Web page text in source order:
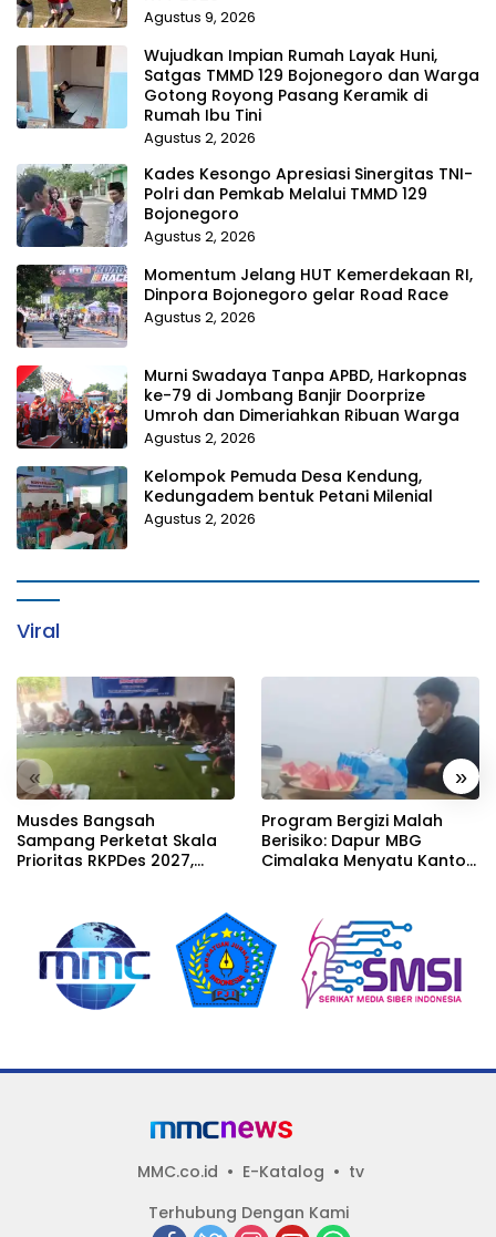
Agustus 9, 2026
Wujudkan Impian Rumah Layak Huni,
Satgas TMMD 129 Bojonegoro dan Warga
Gotong Royong Pasang Keramik di
Rumah Ibu Tini
Agustus 2, 2026
Kades Kesongo Apresiasi Sinergitas TNI-
Polri dan Pemkab Melalui TMMD 129
Bojonegoro
Agustus 2, 2026
Momentum Jelang HUT Kemerdekaan RI,
Dinpora Bojonegoro gelar Road Race
Agustus 2, 2026
Murni Swadaya Tanpa APBD, Harkopnas
ke-79 di Jombang Banjir Doorprize
Umroh dan Dimeriahkan Ribuan Warga
Agustus 2, 2026
Kelompok Pemuda Desa Kendung,
Kedungadem bentuk Petani Milenial
Agustus 2, 2026
Viral
« »
Musdes Bangsah
Sampang Perketat Skala
Prioritas RKPDes 2027,
pada pemerataan yang
seragam
Program Bergizi Malah
Berisiko: Dapur MBG
Cimalaka Menyatu Kantor
MMC.co.id E-Katalog
tv
Terhubung Dengan Kami